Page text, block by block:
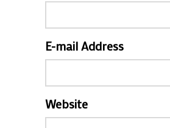
E-mail Address
Website